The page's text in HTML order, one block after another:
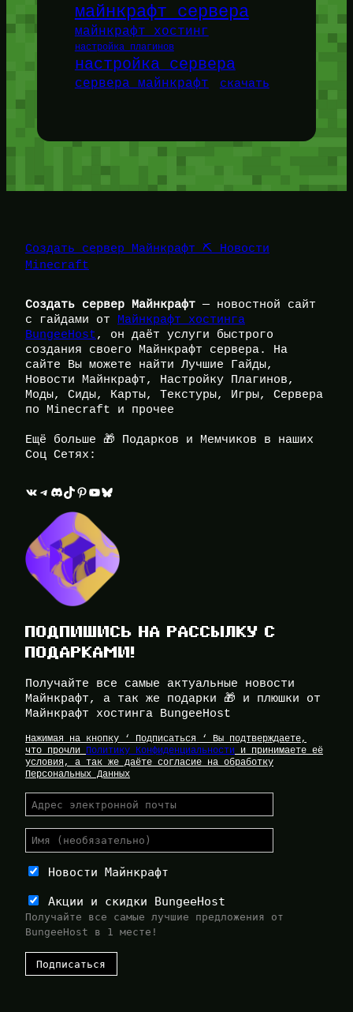
майнкрафт сервера
майнкрафт хостинг
настройка плагинов
настройка сервера
сервера майнкрафт скачать
Создать сервер Майнкрафт ⛏️ Новости
Minecraft
Создать сервер Майнкрафт — новостной сайт
с гайдами от Майнкрафт хостинга
BungeeHost, он даёт услуги быстрого
создания своего Майнкрафт сервера. На
сайте Вы можете найти Лучшие Гайды,
Новости Майнкрафт, Настройку Плагинов,
Моды, Сиды, Карты, Текстуры, Игры, Сервера
по Minecraft и прочее
Ещё больше 🎁 Подарков и Мемчиков в наших
Соц Сетях:
ВКонтакте Telegram Discord TikTok Pinterest YouTube Bluesky
ПОДПИШИСЬ НА РАССЫЛКУ С
ПОДАРКАМИ!
Получайте все самые актуальные новости
Майнкрафт, а так же подарки 🎁 и плюшки от
Майнкрафт хостинга BungeeHost
Нажимая на кнопку ‘ Подписаться ‘ Вы подтверждаете,
что прочли Политику Конфиденциальности и принимаете её
условия, а так же даёте согласие на обработку
Персональных Данных
Новости Майнкрафт
Акции и скидки BungeeHost
Получайте все самые лучшие предложения от
BungeeHost в 1 месте!